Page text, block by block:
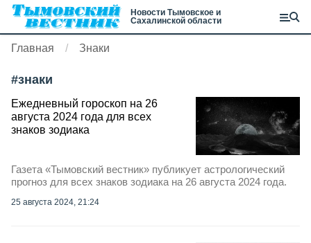
Новости Тымовское и
Сахалинской области
Главная Знаки
#знаки
Ежедневный гороскоп на 26
августа 2024 года для всех
знаков зодиака
Газета «Тымовский вестник» публикует астрологический
прогноз для всех знаков зодиака на 26 августа 2024 года.
25 августа 2024, 21:24